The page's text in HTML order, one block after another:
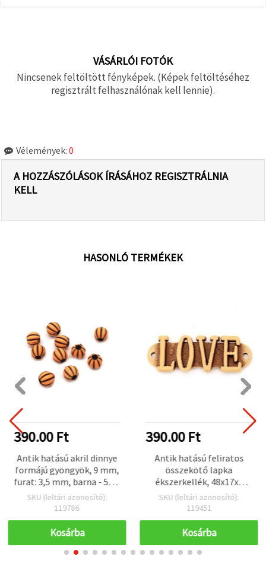
VÁSÁRLÓI FOTÓK
Nincsenek feltöltött fényképek. (Képek feltöltéséhez
regisztrált felhasználónak kell lennie).
Vélemények: 0
A HOZZÁSZÓLÁSOK ÍRÁSÁHOZ REGISZTRÁLNIA
KELL
HASONLÓ TERMÉKEK
390.00 Ft
Antik hatású akril dinnye
formájú gyöngyök, 9 mm,
furat: 3,5 mm, barna - 50 g
(~110 db)
SKU (leltári azonosító):
119786
Kosárba
390.00 Ft
Antik hatású feliratos
összekötő lapka
ékszerkellék, 48x17x6
mm, lyuk: 2 mm, barna -
50 gramm (~18 db)
SKU (leltári azonosító):
119451
Kosárba